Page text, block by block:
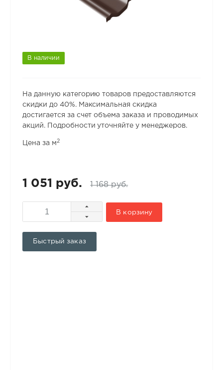
В наличии
На данную категорию товаров предоставляются
скидки до 40%. Максимальная скидка
достигается за счет объема заказа и проводимых
акций. Подробности уточняйте у менеджеров.
Цена за м 2
1 051 руб. 1 168 руб.
В корзину
Быстрый заказ